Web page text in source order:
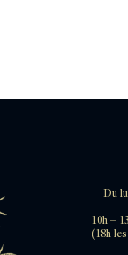
Du
10h –
(18h